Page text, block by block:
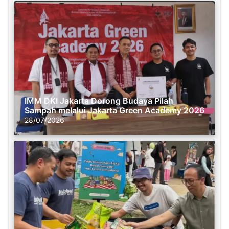
IMM DKI Jakarta Dorong Budaya Pilah
Sampah melalui Jakarta Green Academy 2026
28/07/2026